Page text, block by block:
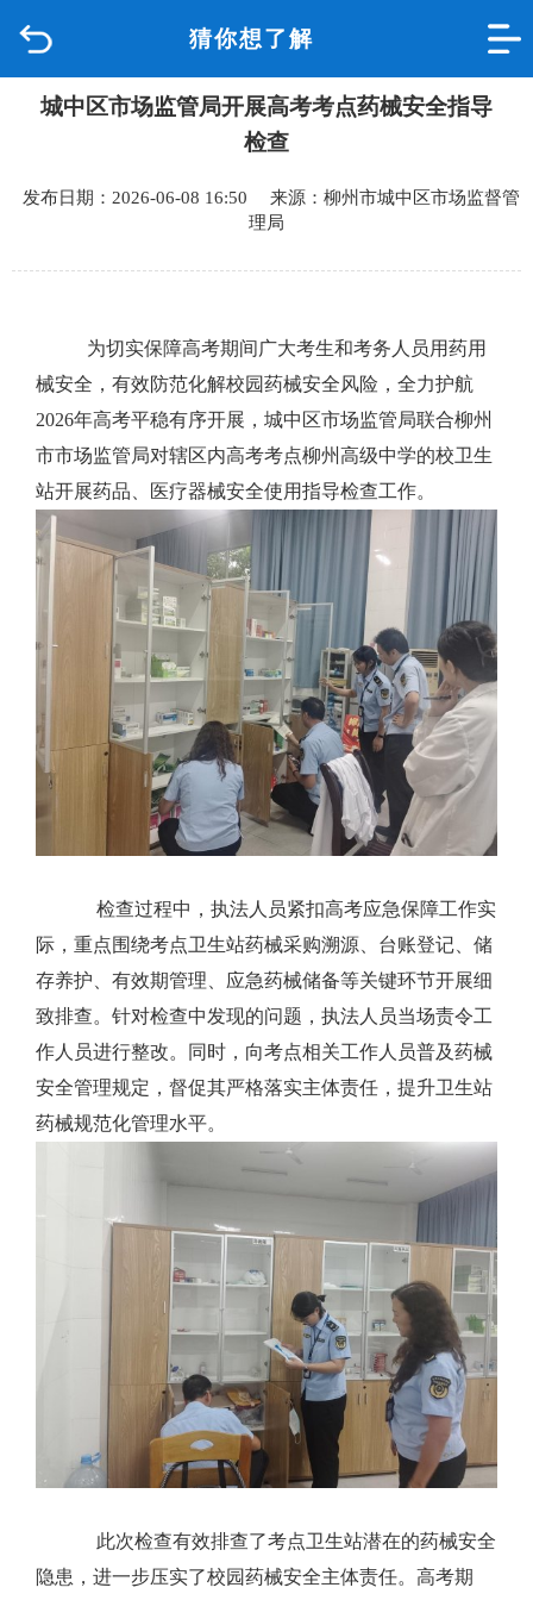
猜你想了解
品质城中
互动回应
城中区市场监管局开展高考考点药械安全指导
检查
发布日期：2026-06-08 16:50 来源：柳州市城中区市场监督管
理局
为切实保障高考期间广大考生和考务人员用药用
械安全，有效防范化解校园药械安全风险，全力护航
2026年高考平稳有序开展，城中区市场监管局联合柳州
市市场监管局对辖区内高考考点柳州高级中学的校卫生
站开展药品、医疗器械安全使用指导检查工作。
检查过程中，执法人员紧扣高考应急保障工作实
际，重点围绕考点卫生站药械采购溯源、台账登记、储
存养护、有效期管理、应急药械储备等关键环节开展细
致排查。针对检查中发现的问题，执法人员当场责令工
作人员进行整改。同时，向考点相关工作人员普及药械
安全管理规定，督促其严格落实主体责任，提升卫生站
药械规范化管理水平。
此次检查有效排查了考点卫生站潜在的药械安全
隐患，进一步压实了校园药械安全主体责任。高考期